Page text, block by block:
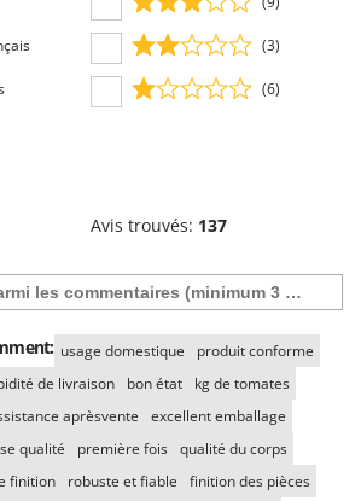
(3)
(6)
Avis trouvés: 137
usage domestique
produit conforme
de livraison bon état
kg de tomates
aprèsvente
excellent emballage
qualité première fois qualité du corps
finition robuste et fiable
finition des pièces